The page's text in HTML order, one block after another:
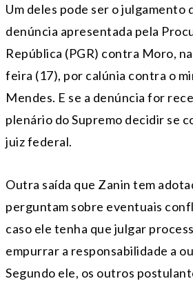
Um deles pode ser o julgamento
denúncia apresentada pela
República (PGR) contra Moro,
feira (17), por calúnia contra o
Mendes. E se a denúncia for
plenário do Supremo decidir se
juiz federal.
Outra saída que Zanin tem
perguntam sobre eventuais
caso ele tenha que julgar
empurrar a responsabilidade a
Segundo ele, os outros